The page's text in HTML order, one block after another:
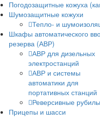
Погодозащитные кожуха
Шумозащитные кожухи
Тепло- и
Шкафы автоматического
резерва (АВР)
АВР для дизельных
электростанций
АВР и системы
автоматики для
портативных станций
Реверсивные
Прицепы и шасси